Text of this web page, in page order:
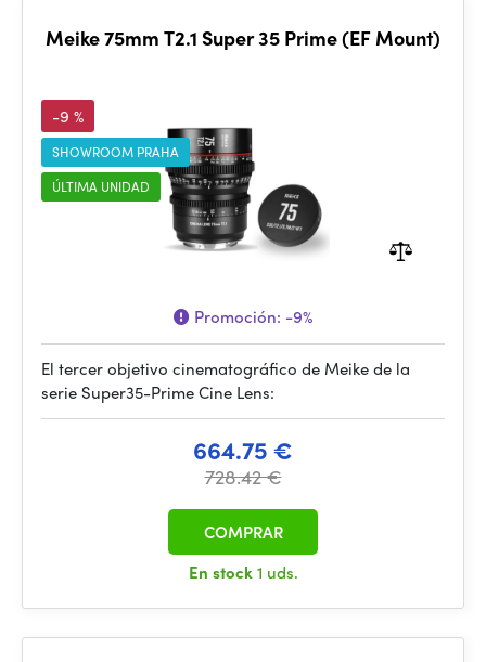
Meike 75mm T2.1 Super 35 Prime (EF Mount)
-9 %
SHOWROOM PRAHA
ÚLTIMA UNIDAD
Promoción: -9%
El tercer objetivo cinematográfico de Meike de la
serie Super35-Prime Cine Lens:
664.75 €
728.42 €
En stock1 uds.
COMPRAR